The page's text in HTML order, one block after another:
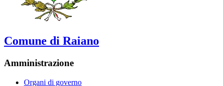
Comune di Raiano
Amministrazione
Organi di governo